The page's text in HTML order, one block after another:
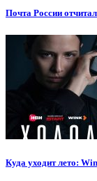
Почта России
Куда уходит лето: